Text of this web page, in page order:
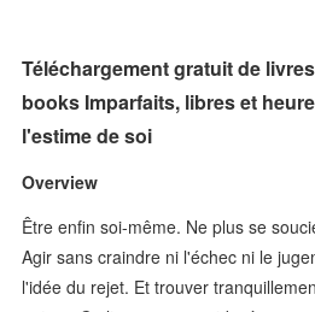
Téléchargement gratuit de
books Imparfaits, libres et
l'estime de soi
Overview
Être enfin soi-même. Ne plus se
Agir sans craindre ni l'échec ni le
l'idée du rejet. Et trouver